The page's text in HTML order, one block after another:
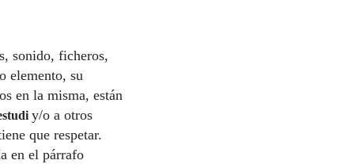
sonido, ficheros,
elemento, su
en la misma, están
y/o a otros
que respetar.
en el párrafo